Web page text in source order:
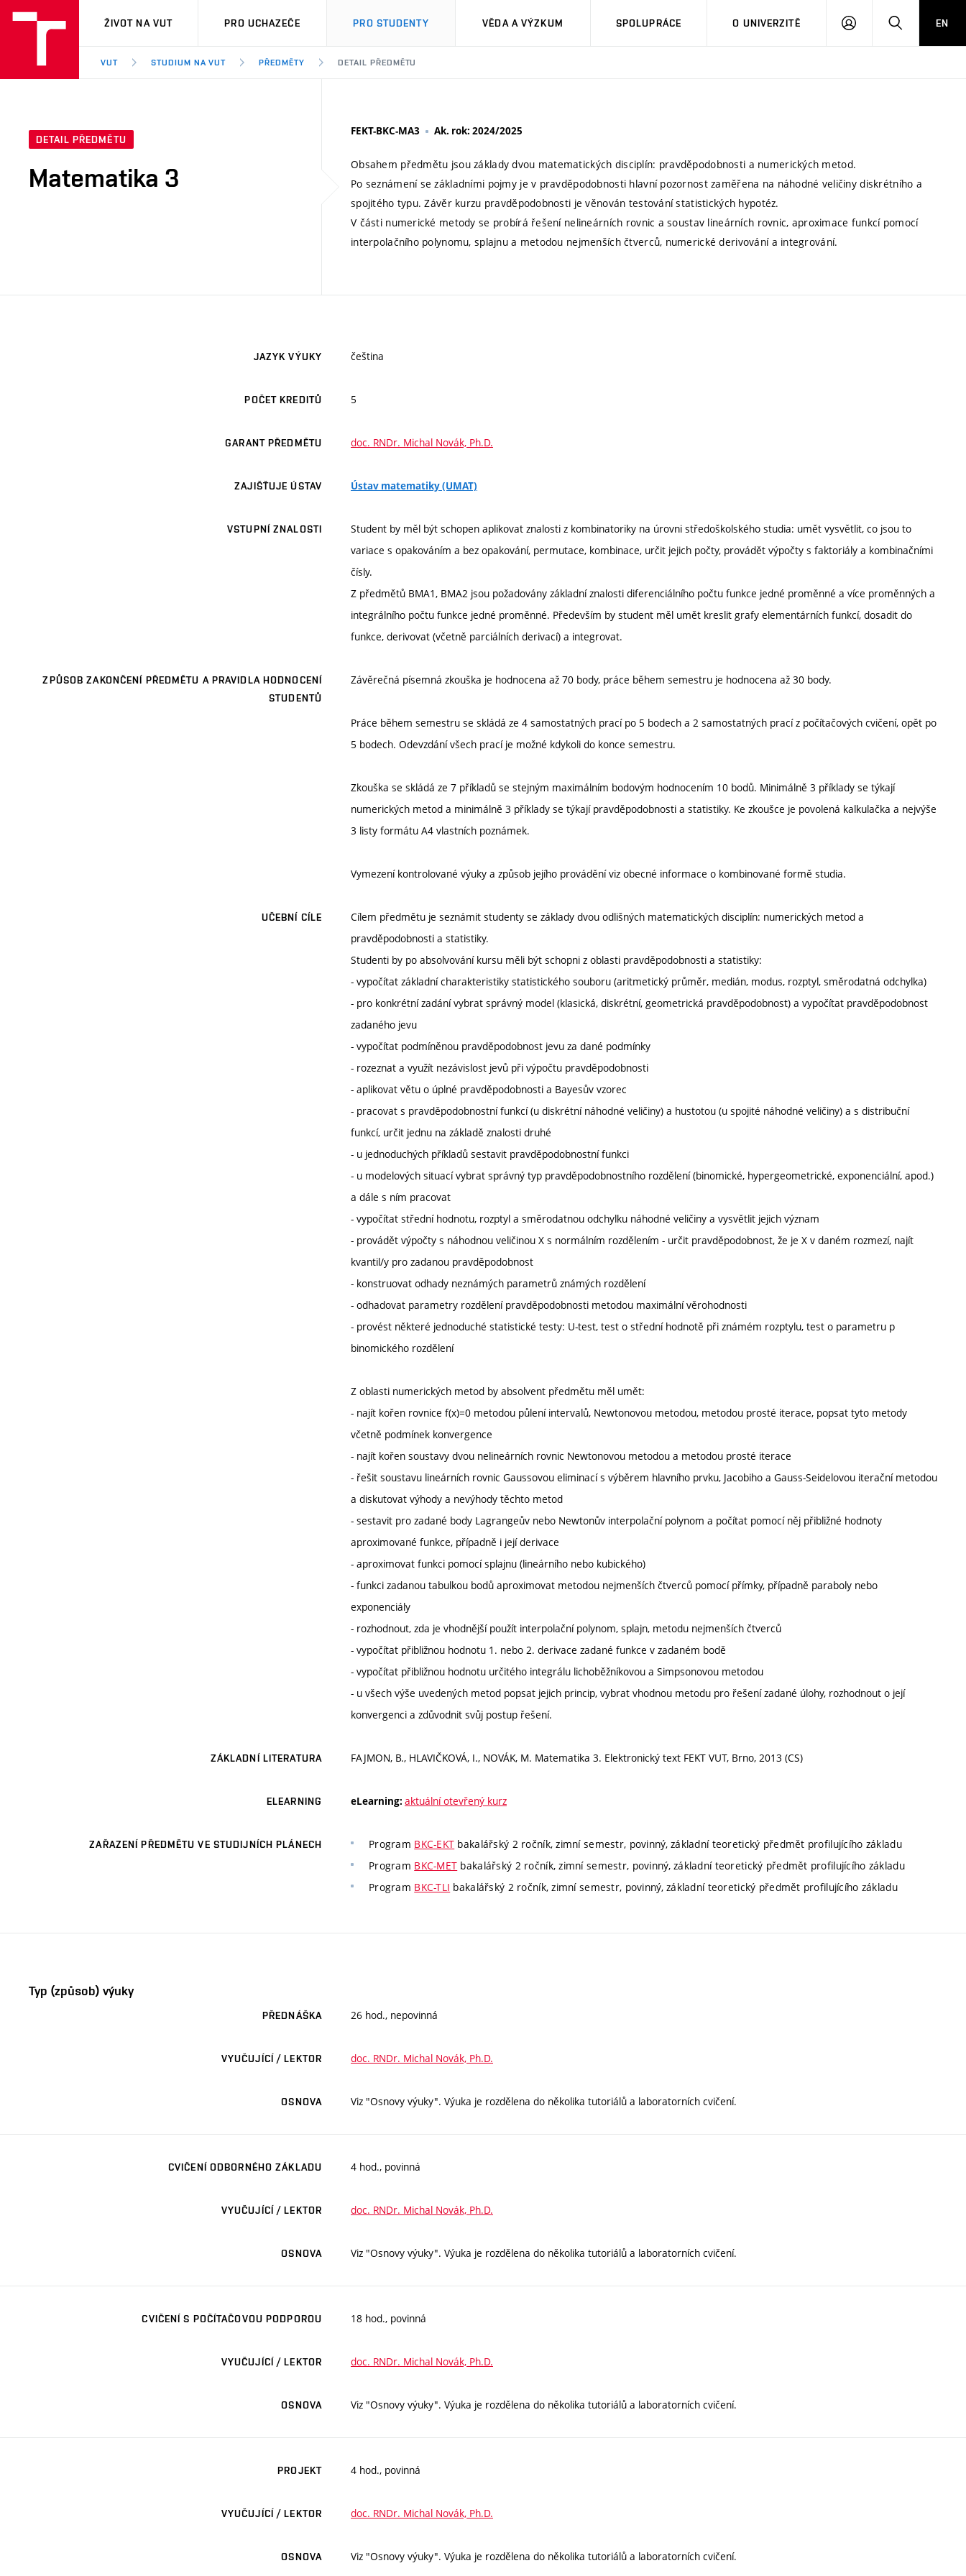
VUT
ŽIVOT NA VUT PRO UCHAZEČE PRO STUDENTY VĚDA A VÝZKUM SPOLUPRÁCE O UNIVERZITĚ
PŘIHLÁSIT HLEDATEN
VUT STUDIUM NA VUT PŘEDMĚTY DETAIL PŘEDMĚTU
DETAIL PŘEDMĚTU
Matematika 3
FEKT-BKC-MA3 Ak. rok: 2024/2025
Obsahem předmětu jsou základy dvou matematických disciplín: pravděpodobnosti a numerických metod.
Po seznámení se základními pojmy je v pravděpodobnosti hlavní pozornost zaměřena na náhodné veličiny diskrétního a
spojitého typu. Závěr kurzu pravděpodobnosti je věnován testování statistických hypotéz.
V části numerické metody se probírá řešení nelineárních rovnic a soustav lineárních rovnic, aproximace funkcí pomocí
interpolačního polynomu, splajnu a metodou nejmenších čtverců, numerické derivování a integrování.
JAZYK VÝUKY čeština
POČET KREDITŮ 5
GARANT PŘEDMĚTU doc. RNDr. Michal Novák, Ph.D.
ZAJIŠŤUJE ÚSTAV Ústav matematiky (UMAT)
VSTUPNÍ ZNALOSTI
Student by měl být schopen aplikovat znalosti z kombinatoriky na úrovni středoškolského studia: umět vysvětlit, co jsou to
variace s opakováním a bez opakování, permutace, kombinace, určit jejich počty, provádět výpočty s faktoriály a kombinačními
čísly.
Z předmětů BMA1, BMA2 jsou požadovány základní znalosti diferenciálního počtu funkce jedné proměnné a více proměnných a
integrálního počtu funkce jedné proměnné. Především by student měl umět kreslit grafy elementárních funkcí, dosadit do
funkce, derivovat (včetně parciálních derivací) a integrovat.
ZPŮSOB ZAKONČENÍ PŘEDMĚTU A PRAVIDLA HODNOCENÍ
STUDENTŮ
Závěrečná písemná zkouška je hodnocena až 70 body, práce během semestru je hodnocena až 30 body.
Práce během semestru se skládá ze 4 samostatných prací po 5 bodech a 2 samostatných prací z počítačových cvičení, opět po
5 bodech. Odevzdání všech prací je možné kdykoli do konce semestru.
Zkouška se skládá ze 7 příkladů se stejným maximálním bodovým hodnocením 10 bodů. Minimálně 3 příklady se týkají
numerických metod a minimálně 3 příklady se týkají pravděpodobnosti a statistiky. Ke zkoušce je povolená kalkulačka a nejvýše
3 listy formátu A4 vlastních poznámek.
Vymezení kontrolované výuky a způsob jejího provádění viz obecné informace o kombinované formě studia.
UČEBNÍ CÍLE
Cílem předmětu je seznámit studenty se základy dvou odlišných matematických disciplín: numerických metod a
pravděpodobnosti a statistiky.
Studenti by po absolvování kursu měli být schopni z oblasti pravděpodobnosti a statistiky:
- vypočítat základní charakteristiky statistického souboru (aritmetický průměr, medián, modus, rozptyl, směrodatná odchylka)
- pro konkrétní zadání vybrat správný model (klasická, diskrétní, geometrická pravděpodobnost) a vypočítat pravděpodobnost
zadaného jevu
- vypočítat podmíněnou pravděpodobnost jevu za dané podmínky
- rozeznat a využít nezávislost jevů při výpočtu pravděpodobnosti
- aplikovat větu o úplné pravděpodobnosti a Bayesův vzorec
- pracovat s pravděpodobnostní funkcí (u diskrétní náhodné veličiny) a hustotou (u spojité náhodné veličiny) a s distribuční
funkcí, určit jednu na základě znalosti druhé
- u jednoduchých příkladů sestavit pravděpodobnostní funkci
- u modelových situací vybrat správný typ pravděpodobnostního rozdělení (binomické, hypergeometrické, exponenciální, apod.)
a dále s ním pracovat
- vypočítat střední hodnotu, rozptyl a směrodatnou odchylku náhodné veličiny a vysvětlit jejich význam
- provádět výpočty s náhodnou veličinou X s normálním rozdělením - určit pravděpodobnost, že je X v daném rozmezí, najít
kvantil/y pro zadanou pravděpodobnost
- konstruovat odhady neznámých parametrů známých rozdělení
- odhadovat parametry rozdělení pravděpodobnosti metodou maximální věrohodnosti
- provést některé jednoduché statistické testy: U-test, test o střední hodnotě při známém rozptylu, test o parametru p
binomického rozdělení
Z oblasti numerických metod by absolvent předmětu měl umět:
- najít kořen rovnice f(x)=0 metodou půlení intervalů, Newtonovou metodou, metodou prosté iterace, popsat tyto metody
včetně podmínek konvergence
- najít kořen soustavy dvou nelineárních rovnic Newtonovou metodou a metodou prosté iterace
- řešit soustavu lineárních rovnic Gaussovou eliminací s výběrem hlavního prvku, Jacobiho a Gauss-Seidelovou iterační metodou
a diskutovat výhody a nevýhody těchto metod
- sestavit pro zadané body Lagrangeův nebo Newtonův interpolační polynom a počítat pomocí něj přibližné hodnoty
aproximované funkce, případně i její derivace
- aproximovat funkci pomocí splajnu (lineárního nebo kubického)
- funkci zadanou tabulkou bodů aproximovat metodou nejmenších čtverců pomocí přímky, případně paraboly nebo
exponenciály
- rozhodnout, zda je vhodnější použít interpolační polynom, splajn, metodu nejmenších čtverců
- vypočítat přibližnou hodnotu 1. nebo 2. derivace zadané funkce v zadaném bodě
- vypočítat přibližnou hodnotu určitého integrálu lichoběžníkovou a Simpsonovou metodou
- u všech výše uvedených metod popsat jejich princip, vybrat vhodnou metodu pro řešení zadané úlohy, rozhodnout o její
konvergenci a zdůvodnit svůj postup řešení.
ZÁKLADNÍ LITERATURA FAJMON, B., HLAVIČKOVÁ, I., NOVÁK, M. Matematika 3. Elektronický text FEKT VUT, Brno, 2013 (CS)
ELEARNING eLearning: aktuální otevřený kurz
ZAŘAZENÍ PŘEDMĚTU VE STUDIJNÍCH PLÁNECH Program BKC-EKT bakalářský 2 ročník, zimní semestr, povinný, základní teoretický předmět profilujícího základu
Program BKC-MET bakalářský 2 ročník, zimní semestr, povinný, základní teoretický předmět profilujícího základu
Program BKC-TLI bakalářský 2 ročník, zimní semestr, povinný, základní teoretický předmět profilujícího základu
Typ (způsob) výuky
PŘEDNÁŠKA 26 hod., nepovinná
VYUČUJÍCÍ / LEKTOR doc. RNDr. Michal Novák, Ph.D.
OSNOVA Viz "Osnovy výuky". Výuka je rozdělena do několika tutoriálů a laboratorních cvičení.
CVIČENÍ ODBORNÉHO ZÁKLADU 4 hod., povinná
VYUČUJÍCÍ / LEKTOR doc. RNDr. Michal Novák, Ph.D.
OSNOVA Viz "Osnovy výuky". Výuka je rozdělena do několika tutoriálů a laboratorních cvičení.
CVIČENÍ S POČÍTAČOVOU PODPOROU 18 hod., povinná
VYUČUJÍCÍ / LEKTOR doc. RNDr. Michal Novák, Ph.D.
OSNOVA Viz "Osnovy výuky". Výuka je rozdělena do několika tutoriálů a laboratorních cvičení.
PROJEKT 4 hod., povinná
VYUČUJÍCÍ / LEKTOR doc. RNDr. Michal Novák, Ph.D.
OSNOVA Viz "Osnovy výuky". Výuka je rozdělena do několika tutoriálů a laboratorních cvičení.